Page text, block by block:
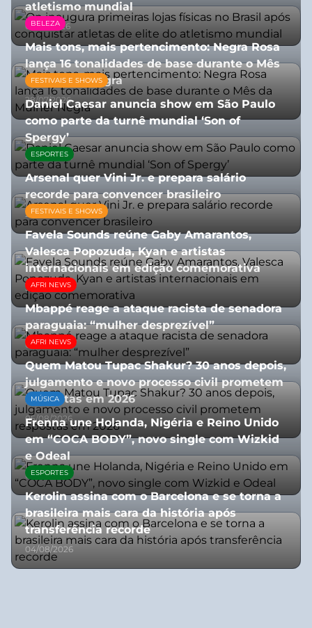
atletismo mundial
07/07/2026
BELEZA
Mais tons, mais pertencimento: Negra Rosa
lança 16 tonalidades de base durante o Mês
da Mulher Negra
28/07/2026
FESTIVAIS E SHOWS
Daniel Caesar anuncia show em São Paulo
como parte da turnê mundial ‘Son of
Spergy’
05/08/2026
ESPORTES
Arsenal quer Vini Jr. e prepara salário
recorde para convencer brasileiro
27/07/2026
FESTIVAIS E SHOWS
Favela Sounds reúne Gaby Amarantos,
Valesca Popozuda, Kyan e artistas
internacionais em edição comemorativa
31/07/2026
AFRI NEWS
Mbappé reage a ataque racista de senadora
paraguaia: “mulher desprezível”
07/07/2026
AFRI NEWS
Quem Matou Tupac Shakur? 30 anos depois,
julgamento e novo processo civil prometem
respostas em 2026
05/08/2026
MÚSICA
Frenna une Holanda, Nigéria e Reino Unido
em “COCA BODY”, novo single com Wizkid
e Odeal
07/07/2026
ESPORTES
Kerolin assina com o Barcelona e se torna a
brasileira mais cara da história após
transferência recorde
04/08/2026